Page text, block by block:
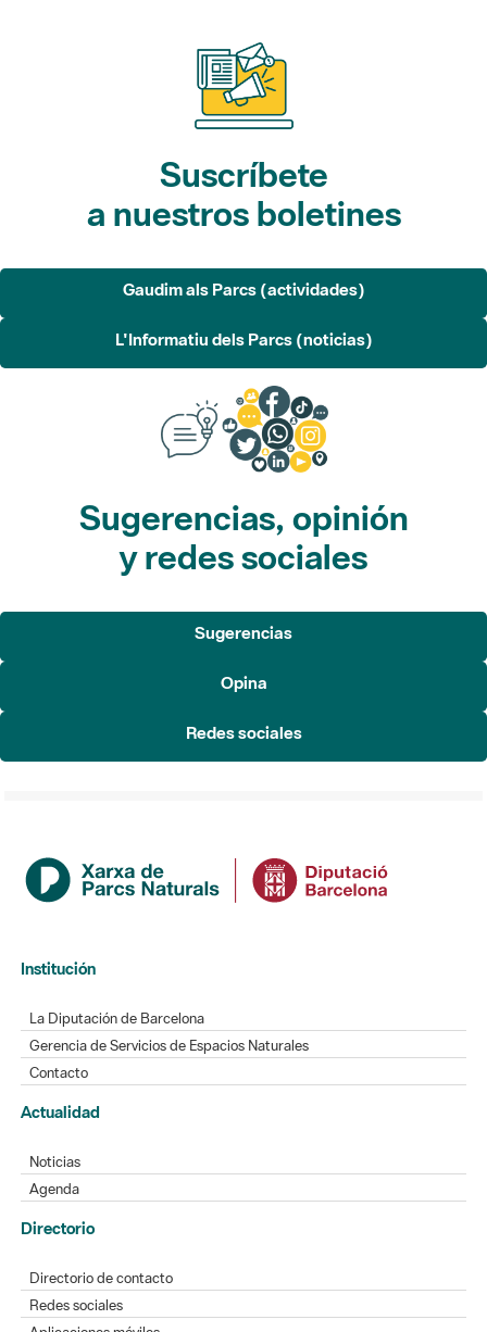
Suscríbete
a nuestros boletines
Gaudim als Parcs (actividades)
L'Informatiu dels Parcs (noticias)
Sugerencias, opinión
y redes sociales
Sugerencias
Opina
Redes sociales
Institución
La Diputación de Barcelona
Gerencia de Servicios de Espacios Naturales
Contacto
Actualidad
Noticias
Agenda
Directorio
Directorio de contacto
Redes sociales